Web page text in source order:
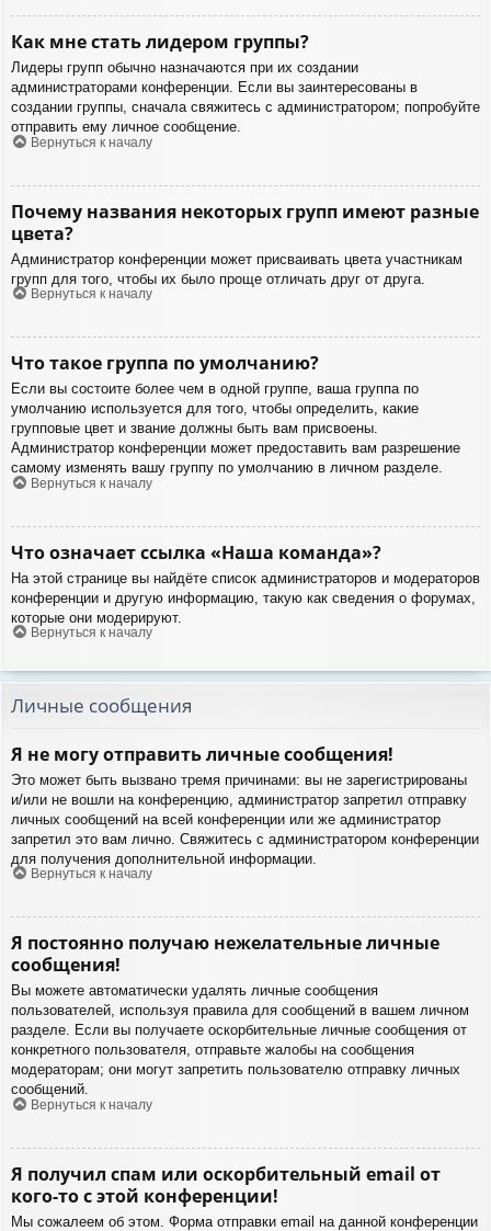
Как мне стать лидером группы?
Лидеры групп обычно назначаются при их создании
администраторами конференции. Если вы заинтересованы в
создании группы, сначала свяжитесь с администратором; попробуйте
отправить ему личное сообщение.
Вернуться к началу
Почему названия некоторых групп имеют разные
цвета?
Администратор конференции может присваивать цвета участникам
групп для того, чтобы их было проще отличать друг от друга.
Вернуться к началу
Что такое группа по умолчанию?
Если вы состоите более чем в одной группе, ваша группа по
умолчанию используется для того, чтобы определить, какие
групповые цвет и звание должны быть вам присвоены.
Администратор конференции может предоставить вам разрешение
самому изменять вашу группу по умолчанию в личном разделе.
Вернуться к началу
Что означает ссылка «Наша команда»?
На этой странице вы найдёте список администраторов и модераторов
конференции и другую информацию, такую как сведения о форумах,
которые они модерируют.
Вернуться к началу
Личные сообщения
Я не могу отправить личные сообщения!
Это может быть вызвано тремя причинами: вы не зарегистрированы
и/или не вошли на конференцию, администратор запретил отправку
личных сообщений на всей конференции или же администратор
запретил это вам лично. Свяжитесь с администратором конференции
для получения дополнительной информации.
Вернуться к началу
Я постоянно получаю нежелательные личные
сообщения!
Вы можете автоматически удалять личные сообщения
пользователей, используя правила для сообщений в вашем личном
разделе. Если вы получаете оскорбительные личные сообщения от
конкретного пользователя, отправьте жалобы на сообщения
модераторам; они могут запретить пользователю отправку личных
сообщений.
Вернуться к началу
Я получил спам или оскорбительный email от
кого-то с этой конференции!
Мы сожалеем об этом. Форма отправки email на данной конференции